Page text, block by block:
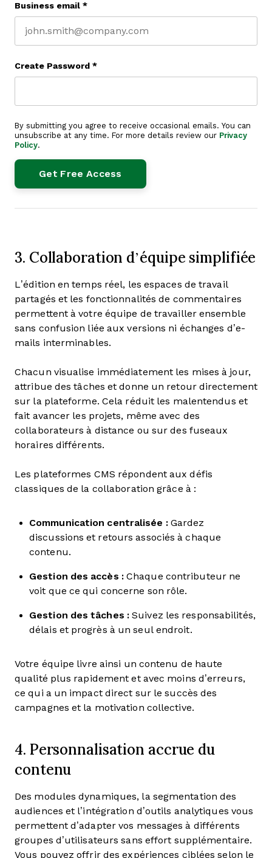
Business email *
Create Password *
By submitting you agree to receive occasional emails. You can
unsubscribe at any time. For more details review our Privacy
Policy.
3. Collaboration d’équipe simplifiée
L’édition en temps réel, les espaces de travail
partagés et les fonctionnalités de commentaires
permettent à votre équipe de travailler ensemble
sans confusion liée aux versions ni échanges d’e-
mails interminables.
Chacun visualise immédiatement les mises à jour,
attribue des tâches et donne un retour directement
sur la plateforme. Cela réduit les malentendus et
fait avancer les projets, même avec des
collaborateurs à distance ou sur des fuseaux
horaires différents.
Les plateformes CMS répondent aux défis
classiques de la collaboration grâce à :
Communication centralisée :Gardez
discussions et retours associés à chaque
contenu.
Gestion des accès :Chaque contributeur ne
voit que ce qui concerne son rôle.
Gestion des tâches : Suivez les responsabilités,
délais et progrès à un seul endroit.
Votre équipe livre ainsi un contenu de haute
qualité plus rapidement et avec moins d’erreurs,
ce qui a un impact direct sur le succès des
campagnes et la motivation collective.
4. Personnalisation accrue du
contenu
Des modules dynamiques, la segmentation des
audiences et l’intégration d’outils analytiques vous
permettent d’adapter vos messages à différents
groupes d’utilisateurs sans effort supplémentaire.
Vous pouvez offrir des expériences ciblées selon le